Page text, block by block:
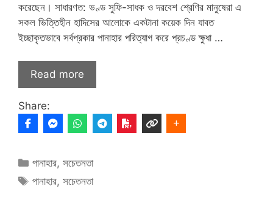
করেছেন। সাধারণত: ভণ্ড সুফি-সাধক ও দরবেশ শ্রেণির মানুষেরা এ
সকল ভিত্তিহীন হাদিসের আলোকে একটানা কয়েক দিন যাবত
ইচ্ছাকৃতভাবে সর্বপ্রকার পানাহার পরিত্যাগ করে প্রচণ্ড ক্ষুধা …
Read more
Share:
Categories
পানাহার,সচেতনতা
Tags
পানাহার,সচেতনতা